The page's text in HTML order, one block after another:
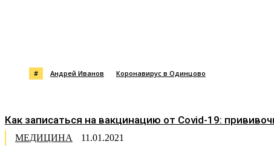
# Андрей Иванов Коронавирус в Одинцово
Как записаться на вакцинацию от Covid-19:
МЕДИЦИНА 11.01.2021